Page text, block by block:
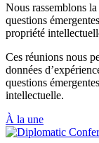
Nous rassemblons
questions
propriété
Ces réunions nous
données
questions
intellectuelle.
À la une